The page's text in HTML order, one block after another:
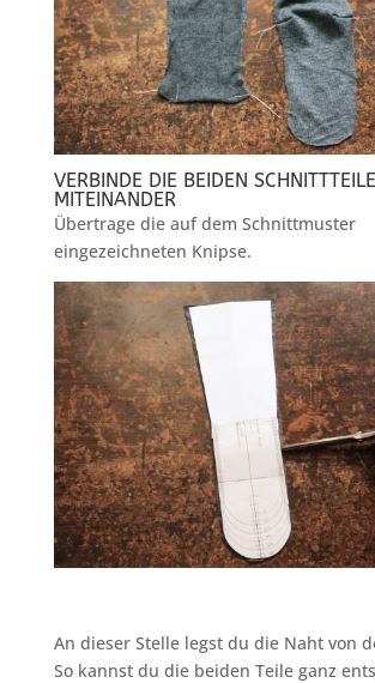
VERBINDE DIE BEIDEN SCHNITTTEILE
MITEINANDER
Übertrage die auf dem Schnittmuster
eingezeichneten Knipse.
An dieser Stelle legst du die Naht von
So kannst du die beiden Teile ganz